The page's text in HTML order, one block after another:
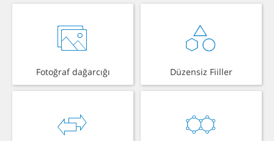
Fotoğraf dağarcığı Düzensiz Fiiller